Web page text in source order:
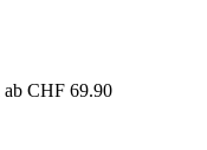
ab CHF 69.90